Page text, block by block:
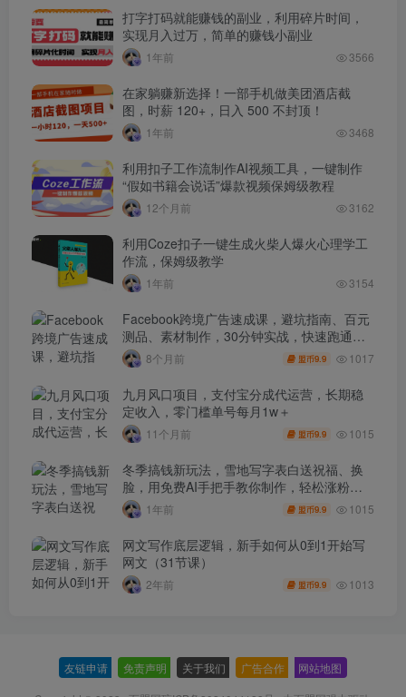
打字打码就能赚钱的副业，利用碎片时间，
实现月入过万，简单的赚钱小副业
1年前 3566
在家躺赚新选择！一部手机做美团酒店截
图，时薪 120+，日入 500 不封顶！
1年前 3468
利用扣子工作流制作AI视频工具，一键制作
“假如书籍会说话”爆款视频保姆级教程
12个月前 3162
利用Coze扣子一键生成火柴人爆火心理学工
作流，保姆级教学
1年前 3154
Facebook跨境广告速成课，避坑指南、百元
测品、素材制作，30分钟实战，快速跑通首
单出单8个月前 盟币9.9 1017
九月风口项目，支付宝分成代运营，长期稳
定收入，零门槛单号每月1w＋
11个月前 盟币9.9 1015
冬季搞钱新玩法，雪地写字表白送祝福、换
脸，用免费AI手把手教你制作，轻松涨粉
3.5w，接单到手软
1年前 盟币9.9 1015
网文写作底层逻辑，新手如何从0到1开始写
网文（31节课）
2年前 盟币9.9 1013
友链申请 免责声明 关于我们 广告合作 网站地图